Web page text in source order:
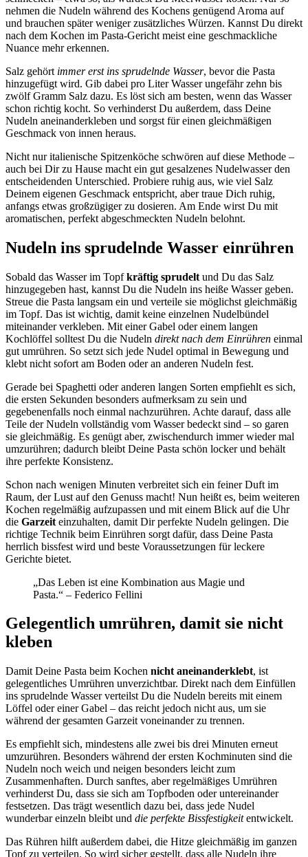
nehmen die Nudeln während des Kochens genügend Aroma auf
und brauchen später weniger zusätzliches Würzen. Kannst Du direkt
nach dem Kochen im Pasta-Gericht meist eine geschmackliche
Nuance mehr erkennen.
Salz gehört immer erst ins sprudelnde Wasser, bevor die Pasta
hinzugefügt wird. Gib dabei pro Liter Wasser ungefähr zehn bis
zwölf Gramm Salz dazu. Es löst sich am besten, wenn das Wasser
schon richtig kocht. So verhinderst Du außerdem, dass Deine
Nudeln aneinanderkleben und sorgst für einen gleichmäßigen
Geschmack von innen heraus.
Nicht nur italienische Spitzenköche schwören auf diese Methode –
auch bei Dir zu Hause macht ein gut gesalzenes Nudelwasser den
entscheidenden Unterschied. Probiere ruhig aus, wie viel Salz
Deinem eigenen Geschmack entspricht, aber traue Dich ruhig,
anfangs etwas großzügiger zu dosieren. Am Ende wirst Du mit
aromatischen, perfekt abgeschmeckten Nudeln belohnt.
Nudeln ins sprudelnde Wasser einrühren
Sobald das Wasser im Topfkräftig sprudelt und Du das Salz
hinzugegeben hast, kannst Du die Nudeln ins heiße Wasser geben.
Streue die Pasta langsam ein und verteile sie möglichst gleichmäßig
im Topf. Das ist wichtig, damit keine einzelnen Nudelbündel
miteinander verkleben. Mit einer Gabel oder einem langen
Kochlöffel solltest Du die Nudeln direkt nach dem Einrühren einmal
gut umrühren. So setzt sich jede Nudel optimal in Bewegung und
klebt nicht sofort am Boden oder an anderen Nudeln fest.
Gerade bei Spaghetti oder anderen langen Sorten empfiehlt es sich,
die ersten Sekunden besonders aufmerksam zu sein und
gegebenenfalls noch einmal nachzurühren. Achte darauf, dass alle
Teile der Nudeln vollständig vom Wasser bedeckt sind – so garen
sie gleichmäßig. Es genügt aber, zwischendurch immer wieder mal
umzurühren; dadurch bleibt Deine Pasta schön locker und behält
ihre perfekte Konsistenz.
Schon nach wenigen Minuten verbreitet sich ein feiner Duft im
Raum, der Lust auf den Genuss macht! Nun heißt es, beim weiteren
Kochen regelmäßig aufzupassen und mit einem Blick auf die Uhr
die Garzeit einzuhalten, damit Dir perfekte Nudeln gelingen. Die
richtige Technik beim Einrühren sorgt dafür, dass Deine Pasta
herrlich bissfest wird und beste Voraussetzungen für leckere
Gerichte bietet.
„Das Leben ist eine Kombination aus Magie und
Pasta.“ – Federico Fellini
Gelegentlich umrühren, damit sie nicht
kleben
Damit Deine Pasta beim Kochen nicht aneinanderklebt, ist
gelegentliches Umrühren unverzichtbar. Direkt nach dem Einfüllen
ins sprudelnde Wasser verteilst Du die Nudeln bereits mit einem
Löffel oder einer Gabel – das reicht jedoch nicht aus, um sie
während der gesamten Garzeit voneinander zu trennen.
Es empfiehlt sich, mindestens alle zwei bis drei Minuten erneut
umzurühren. Besonders während der ersten Kochminuten sind die
Nudeln noch weich und neigen besonders leicht zum
Zusammenhaften. Durch sanftes, aber regelmäßiges Umrühren
verhinderst Du, dass sie sich am Topfboden oder untereinander
festsetzen. Das trägt wesentlich dazu bei, dass jede Nudel
wunderbar einzeln bleibt und die perfekte Bissfestigkeitentwickelt.
Das Rühren hilft außerdem dabei, die Hitze gleichmäßig im ganzen
Topf zu verteilen. So wird sicher gestellt, dass alle Nudeln ihre